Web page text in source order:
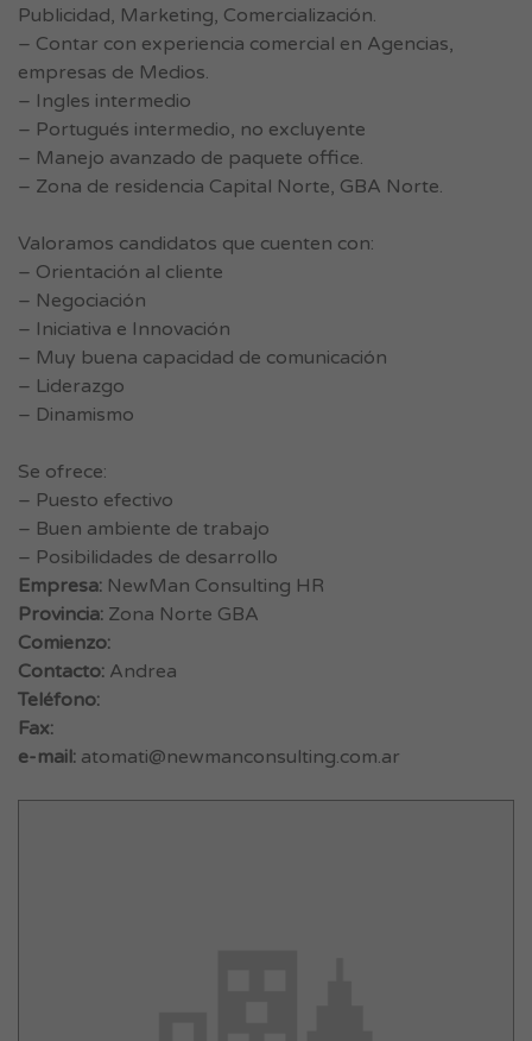
Publicidad, Marketing, Comercialización.
– Contar con experiencia comercial en Agencias,
empresas de Medios.
– Ingles intermedio
– Portugués intermedio, no excluyente
– Manejo avanzado de paquete office.
– Zona de residencia Capital Norte, GBA Norte.
Valoramos candidatos que cuenten con:
– Orientación al cliente
– Negociación
– Iniciativa e Innovación
– Muy buena capacidad de comunicación
– Liderazgo
– Dinamismo
Se ofrece:
– Puesto efectivo
– Buen ambiente de trabajo
– Posibilidades de desarrollo
Empresa: NewMan Consulting HR
Provincia: Zona Norte GBA
Comienzo:
Contacto: Andrea
Teléfono:
Fax:
e-mail: atomati@newmanconsulting.com.ar